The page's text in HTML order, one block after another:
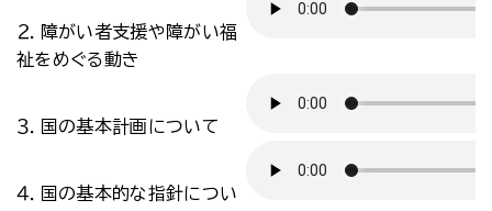
２．障がい者支援や障がい福
祉をめぐる動き
３．国の基本計画について
４．国の基本的な指針につい